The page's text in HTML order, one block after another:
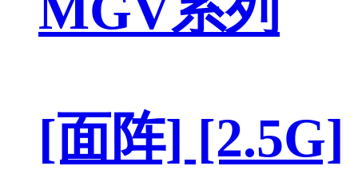
[面阵] [2.5G]